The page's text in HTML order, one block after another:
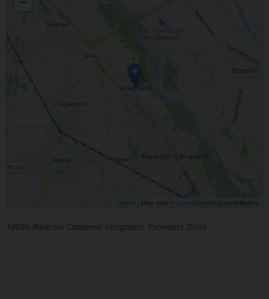
Leaflet | Map data © OpenStreetMap contributors
10086 Rivarolo Canavese Vesignano, Piemonte Italia